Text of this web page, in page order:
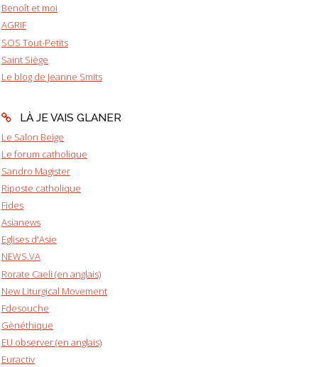
Benoît et moi
AGRIF
SOS Tout-Petits
Saint Siège
Le blog de Jeanne Smits
LÀ JE VAIS GLANER
Le Salon Beige
Le forum catholique
Sandro Magister
Riposte catholique
Fides
Asianews
Eglises d'Asie
NEWS.VA
Rorate Caeli (en anglais)
New Liturgical Movement
Fdesouche
Gènéthique
EU observer (en anglais)
Euractiv